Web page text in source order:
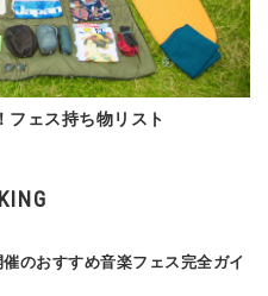
フェス持ち物リスト
のおすすめ音楽フェス完全ガイ